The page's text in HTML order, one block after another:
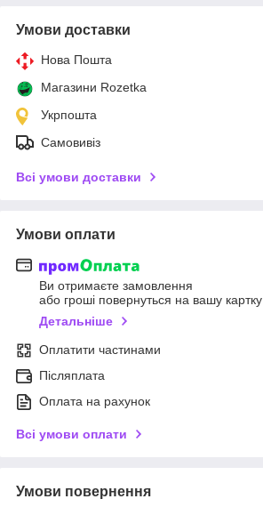
Умови доставки
Нова Пошта
Магазини Rozetka
Укрпошта
Самовивіз
Всі умови доставки
Умови оплати
Ви отримаєте замовлення
або гроші повернуться на вашу картку
Детальніше
Оплатити частинами
Післяплата
Оплата на рахунок
Всі умови оплати
Умови повернення